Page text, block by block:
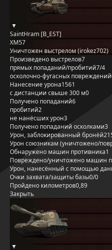
SaintHram [B_EST]
XM57
Уничтожен выстрелом (irokez702)
Произведено выстрелов7
прямых попаданий/пробитий7/4
осколочно-фугасных повреждений
Нанесение урона1561
с дистанции свыше 300 м0
Получено попаданий6
пробитий2
не нанёсших урон3
Получено попаданий осколками3
Урон, заблокированный бронёй
Урон союзникам (уничтожено/
Обнаружено машин противника1
Повреждено/уничтожено машин
Урон, нанесённый с помощью
Очки захвата/защиты базы0/0
Пройдено километров0,89
Закрыть